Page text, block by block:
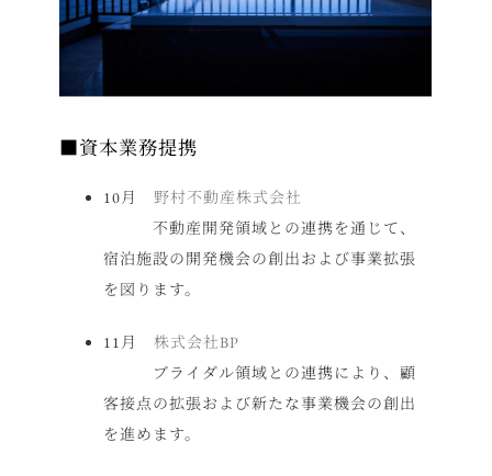
■資本業務提携
10月野村不動産株式会社
不動産開発領域との連携を通じて、
宿泊施設の開発機会の創出および事業拡張
を図ります。
11月株式会社BP
ブライダル領域との連携により、顧
客接点の拡張および新たな事業機会の創出
を進めます。